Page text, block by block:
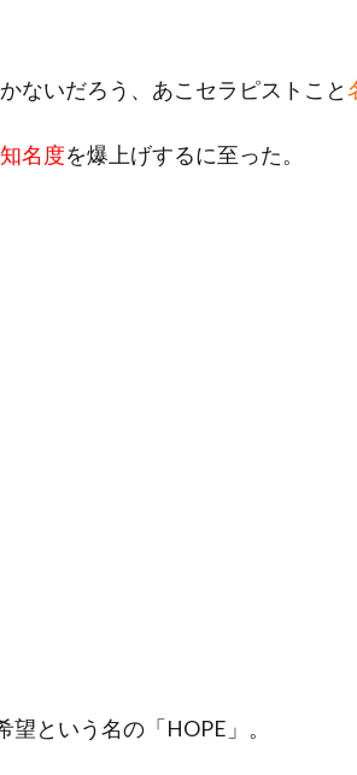
ないだろう、あこセラピストこと
知名度を爆上げするに至った。
という名の「HOPE」。